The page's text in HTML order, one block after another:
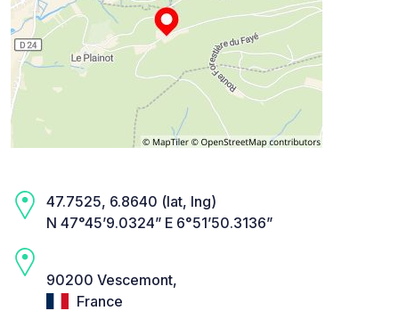
47.7525, 6.8640 (lat, lng)
N 47°45’9.0324” E 6°51’50.3136”
90200 Vescemont,
France